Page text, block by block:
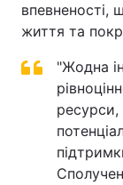
впевненості,
життя та
"Жодна
ресурси,